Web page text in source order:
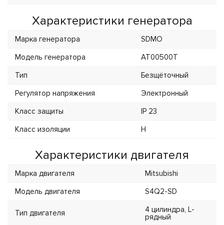
Характеристики генератора
Марка генератора
SDMO
Модель генератора
AT00500T
Тип
Безщёточный
Регулятор напряжения
Электронный
Класс защиты
IP 23
Класс изоляции
H
Характеристики двигателя
Марка двигателя
Mitsubishi
Модель двигателя
S4Q2-SD
Тип двигателя
4 цилиндра, L-
рядный